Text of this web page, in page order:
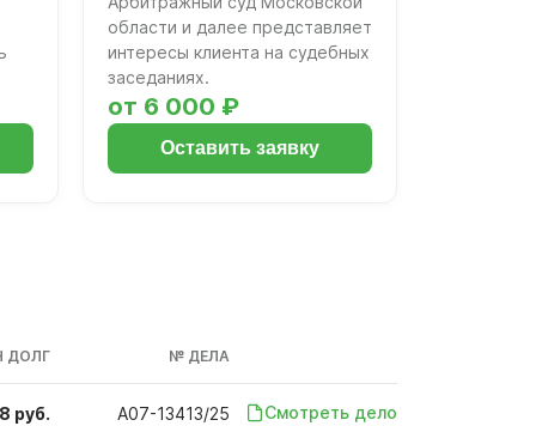
области и далее представляет
интересы клиента на судебных
заседаниях.
от 6 000 ₽
Оставить заявку
ДОЛГ № ДЕЛА
руб. А07-13413/25 Смотреть дело